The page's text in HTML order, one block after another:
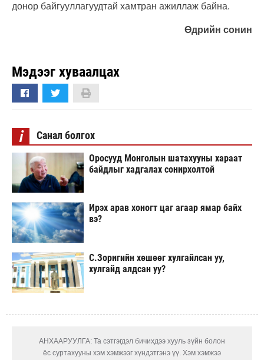
донор байгууллагуудтай хамтран ажиллаж байна.
Өдрийн сонин
Мэдээг хуваалцах
i Санал болгох
Оросууд Монголын шатахууны хараат
байдлыг хадгалах сонирхолтой
Ирэх арав хоногт цаг агаар ямар байх
вэ?
С.Зоригийн хөшөөг хулгайлсан уу,
хулгайд алдсан уу?
АНХААРУУЛГА: Та сэтгэгдэл бичихдээ хууль зүйн болон
ёс суртахууны хэм хэмжээг хүндэтгэнэ үү. Хэм хэмжээ